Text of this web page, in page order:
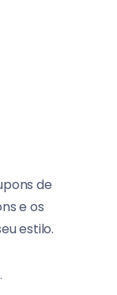
de
e os
estilo.